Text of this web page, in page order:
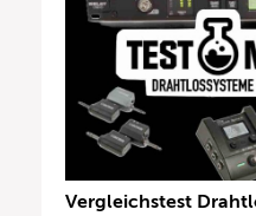
Vergleichstest